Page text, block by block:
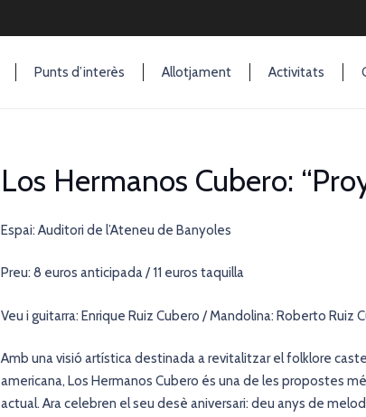
Punts d’interès Allotjament Activitats
Los Hermanos Cubero:
Espai: Auditori de l’Ateneu de Banyoles
Preu: 8 euros anticipada / 11 euros taquilla
Veu i guitarra: Enrique Ruiz Cubero / Mandolina: Roberto Ruiz
Amb una visió artística destinada a revitalitzar el folklore
americana, Los Hermanos Cubero és una de les propostes
actual. Ara celebren el seu desè aniversari: deu anys de